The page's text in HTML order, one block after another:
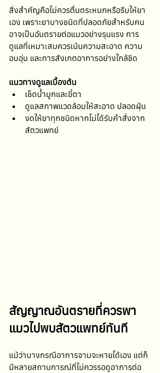
สิ่งสำคัญคือไม่ควรตื่นตระหนกหรือรีบให้ยา
เอง เพราะยาบางชนิดที่ปลอดภัยสำหรับคน
อาจเป็นอันตรายต่อแมวอย่างรุนแรง การ
ดูแลที่เหมาะสมควรเน้นความสะอาด ความ
อบอุ่น และการสังเกตอาการอย่างใกล้ชิด
แนวทางดูแลเบื้องต้น
เช็ดน้ำมูกและขี้ตา
ดูแลสภาพแวดล้อมให้สะอาด ปลอดฝุ่น
งดให้ยาทุกชนิดหากไม่ได้รับคำสั่งจาก
สัตวแพทย์
สัญญาณอันตรายที่ควรพา
แมวไปพบสัตวแพทย์ทันที
แม้ว่าบางกรณีอาการจามจะหายได้เอง แต่ก็
มีหลายสถานการณ์ที่ไม่ควรรอดูอาการต่อ